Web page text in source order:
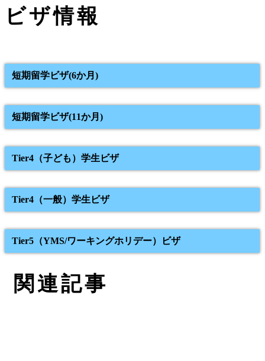
ビザ情報
短期留学ビザ(6か月)
短期留学ビザ(11か月)
Tier4（子ども）学生ビザ
Tier4（一般）学生ビザ
Tier5（YMS/ワーキングホリデー）ビザ
関連記事